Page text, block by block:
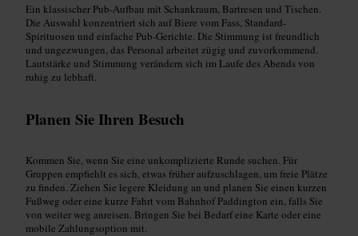
Ein klassischer Pub-Aufbau mit Schankraum, Bartresen und Tischen.
Die Auswahl konzentriert sich auf Biere vom Fass, Standard-
Spirituosen und einfache Pub-Gerichte. Die Stimmung ist freundlich
und ungezwungen, das Personal arbeitet zügig und zuvorkommend.
Lautstärke und Stimmung verändern sich im Laufe des Abends von
ruhig zu lebhaft.
Planen Sie Ihren Besuch
Kommen Sie, wenn Sie eine unkomplizierte Runde suchen. Für
Gruppen empfiehlt es sich, etwas früher aufzuschlagen, um freie Plätze
zu finden. Ziehen Sie legere Kleidung an und planen Sie einen kurzen
Fußweg oder eine kurze Fahrt vom Bahnhof Paddington ein, falls Sie
von weiter weg anreisen. Bringen Sie bei Bedarf eine Karte oder eine
mobile Zahlungsoption mit.